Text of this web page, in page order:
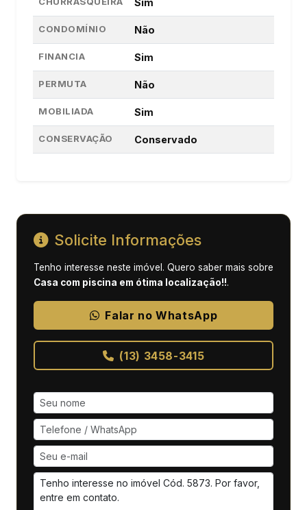
Sim
CONDOMÍNIO Não
FINANCIA Sim
PERMUTA Não
MOBILIADA Sim
CONSERVAÇÃO Conservado
Solicite Informações
Tenho interesse neste imóvel. Quero saber mais sobre
Casa com piscina em ótima localização!!.
Falar no WhatsApp
(13) 3458-3415